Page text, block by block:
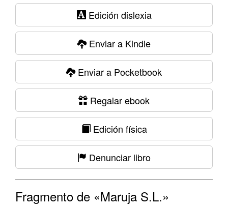
Edición dislexia
Enviar a Kindle
Enviar a Pocketbook
Regalar ebook
Edición física
Denunciar libro
Fragmento de «Maruja S.L.»